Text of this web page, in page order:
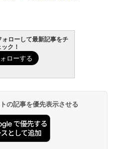
ローして最新記事をチ
ック！
の記事を優先表示させる